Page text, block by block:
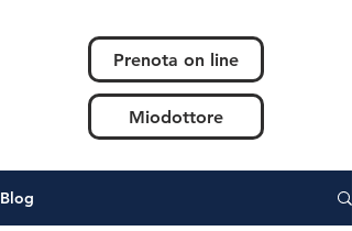
Prenota on line
Miodottore
Blog